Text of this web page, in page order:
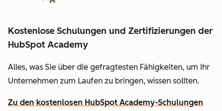
Kostenlose Schulungen und Zertifizierungen der
HubSpot Academy
Alles, was Sie über die gefragtesten Fähigkeiten, um Ihr
Unternehmen zum Laufen zu bringen, wissen sollten.
Zu den kostenlosen HubSpot Academy-Schulungen